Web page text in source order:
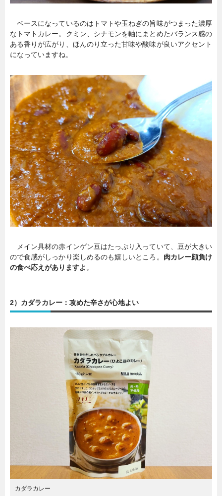
ベースになっているのはトマトや玉ねぎの旨味がつまった濃厚
なトマトカレー。クミン、シナモンを軸にまとめたバランス感の
ある香りが広がり、ほんのり立った甘味や酸味が良いアクセント
になっていますね。
メイン具材の赤インゲン豆はたっぷり入っていて、豆が大きい
ので食感がしっかり楽しめるのも嬉しいところ。 肉カレー顔負け
の食べ応えがありますよ 。
2）カダラカレー：攻めた辛さが心地よい
カダラカレー